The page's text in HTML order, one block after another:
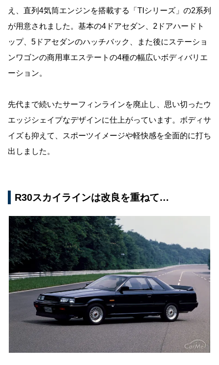
え、直列4気筒エンジンを搭載する「TIシリーズ」の2系列
が用意されました。基本の4ドアセダン、2ドアハードト
ップ、5ドアセダンのハッチバック、また後にステーショ
ンワゴンの商用車エステートの4種の幅広いボディバリエ
ーション。
先代まで続いたサーフィンラインを廃止し、思い切ったウ
エッジシェイプなデザインに仕上がっています。ボディサ
イズも抑えて、スポーツイメージや軽快感を全面的に打ち
出しました。
R30スカイラインは改良を重ねて…